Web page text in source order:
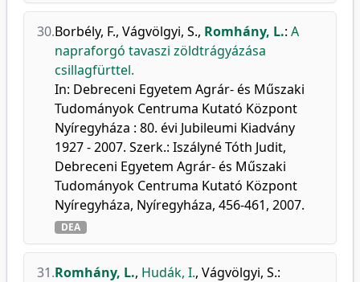
30.Borbély, F., Vágvölgyi, S., Romhány, L.: A
napraforgó tavaszi zöldtrágyázása
csillagfürttel.
In: Debreceni Egyetem Agrár- és Műszaki
Tudományok Centruma Kutató Központ
Nyíregyháza : 80. évi Jubileumi Kiadvány
1927 - 2007. Szerk.: Iszályné Tóth Judit,
Debreceni Egyetem Agrár- és Műszaki
Tudományok Centruma Kutató Központ
Nyíregyháza, Nyíregyháza, 456-461, 2007.
DEA
31.Romhány, L., Hudák, I., Vágvölgyi, S.: